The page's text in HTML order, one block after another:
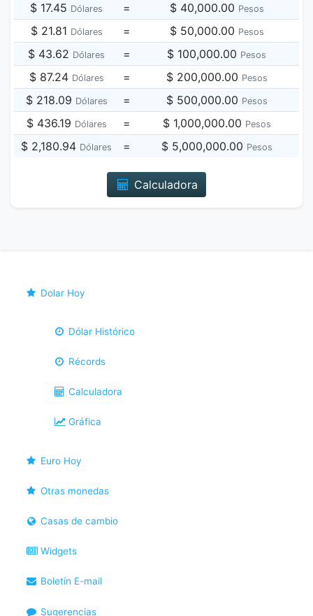
$ 17.45 Dólares = $ 40,000.00 Pesos
$ 21.81 Dólares = $ 50,000.00 Pesos
$ 43.62 Dólares = $ 100,000.00 Pesos
$ 87.24 Dólares = $ 200,000.00 Pesos
$ 218.09 Dólares = $ 500,000.00 Pesos
$ 436.19 Dólares = $ 1,000,000.00 Pesos
$ 2,180.94 Dólares = $ 5,000,000.00 Pesos
Calculadora
Dolar Hoy
Dólar Histórico
Récords
Calculadora
Gráfica
Euro Hoy
Otras monedas
Casas de cambio
Widgets
Boletín E-mail
Sugerencias